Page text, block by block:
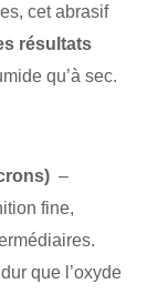
cet abrasif
résultats
qu’à sec.
–
fine,
que l’oxyde